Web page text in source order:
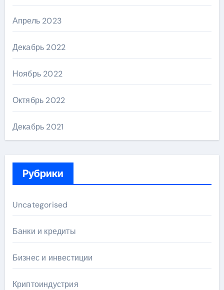
Апрель 2023
Декабрь 2022
Ноябрь 2022
Октябрь 2022
Декабрь 2021
Рубрики
Uncategorised
Банки и кредиты
Бизнес и инвестиции
Криптоиндустрия